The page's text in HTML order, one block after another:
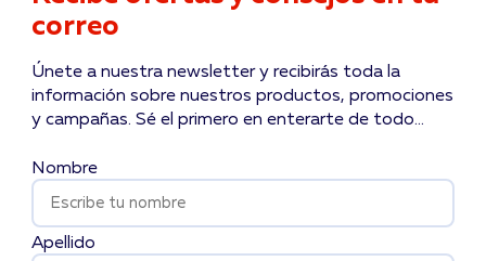
correo
Únete a nuestra newsletter y recibirás toda la
información sobre nuestros productos, promociones
y campañas. Sé el primero en enterarte de todo...
Nombre
Apellido